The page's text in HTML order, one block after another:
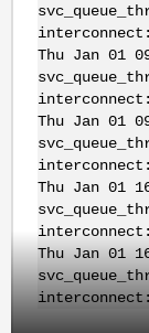
Thu Jan 01
Thu Jan 01
Thu Jan 01
Thu Jan 01